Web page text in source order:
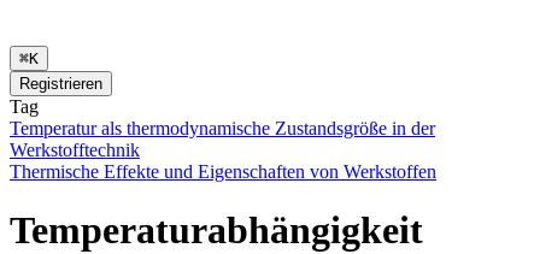
⌘K
Registrieren
Tag
Temperatur als thermodynamische Zustandsgröße in der
Werkstofftechnik
Thermische Effekte und Eigenschaften von Werkstoffen
Temperaturabhängigkeit